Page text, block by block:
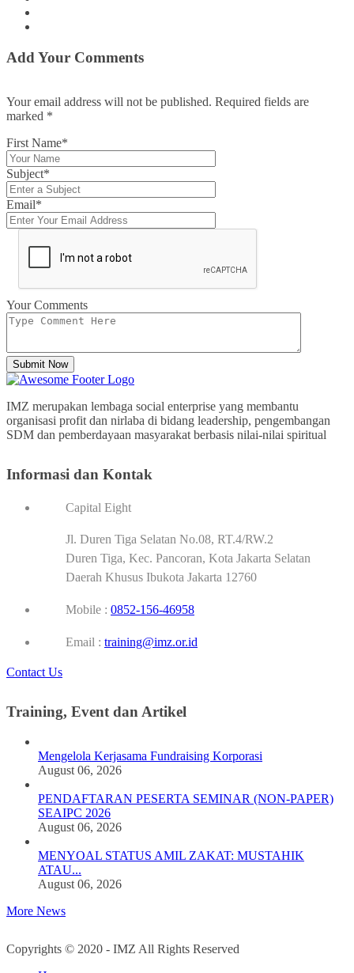
Add Your Comments
Your email address will not be published. Required fields are
marked *
First Name*
Subject*
Email*
Your Comments
Submit Now
IMZ merupakan lembaga social enterprise yang membantu
organisasi profit dan nirlaba di bidang leadership, pengembangan
SDM dan pemberdayaan masyarakat berbasis nilai-nilai spiritual
Informasi dan Kontak
Capital Eight
Jl. Duren Tiga Selatan No.08, RT.4/RW.2
Duren Tiga, Kec. Pancoran, Kota Jakarta Selatan
Daerah Khusus Ibukota Jakarta 12760
Mobile : 0852-156-46958
Email : training@imz.or.id
Contact Us
Training, Event dan Artikel
Mengelola Kerjasama Fundraising Korporasi
August 06, 2026
PENDAFTARAN PESERTA SEMINAR (NON-PAPER)
SEAIPC 2026
August 06, 2026
MENYOAL STATUS AMIL ZAKAT: MUSTAHIK
ATAU...
August 06, 2026
More News
Copyrights © 2020 - IMZ All Rights Reserved